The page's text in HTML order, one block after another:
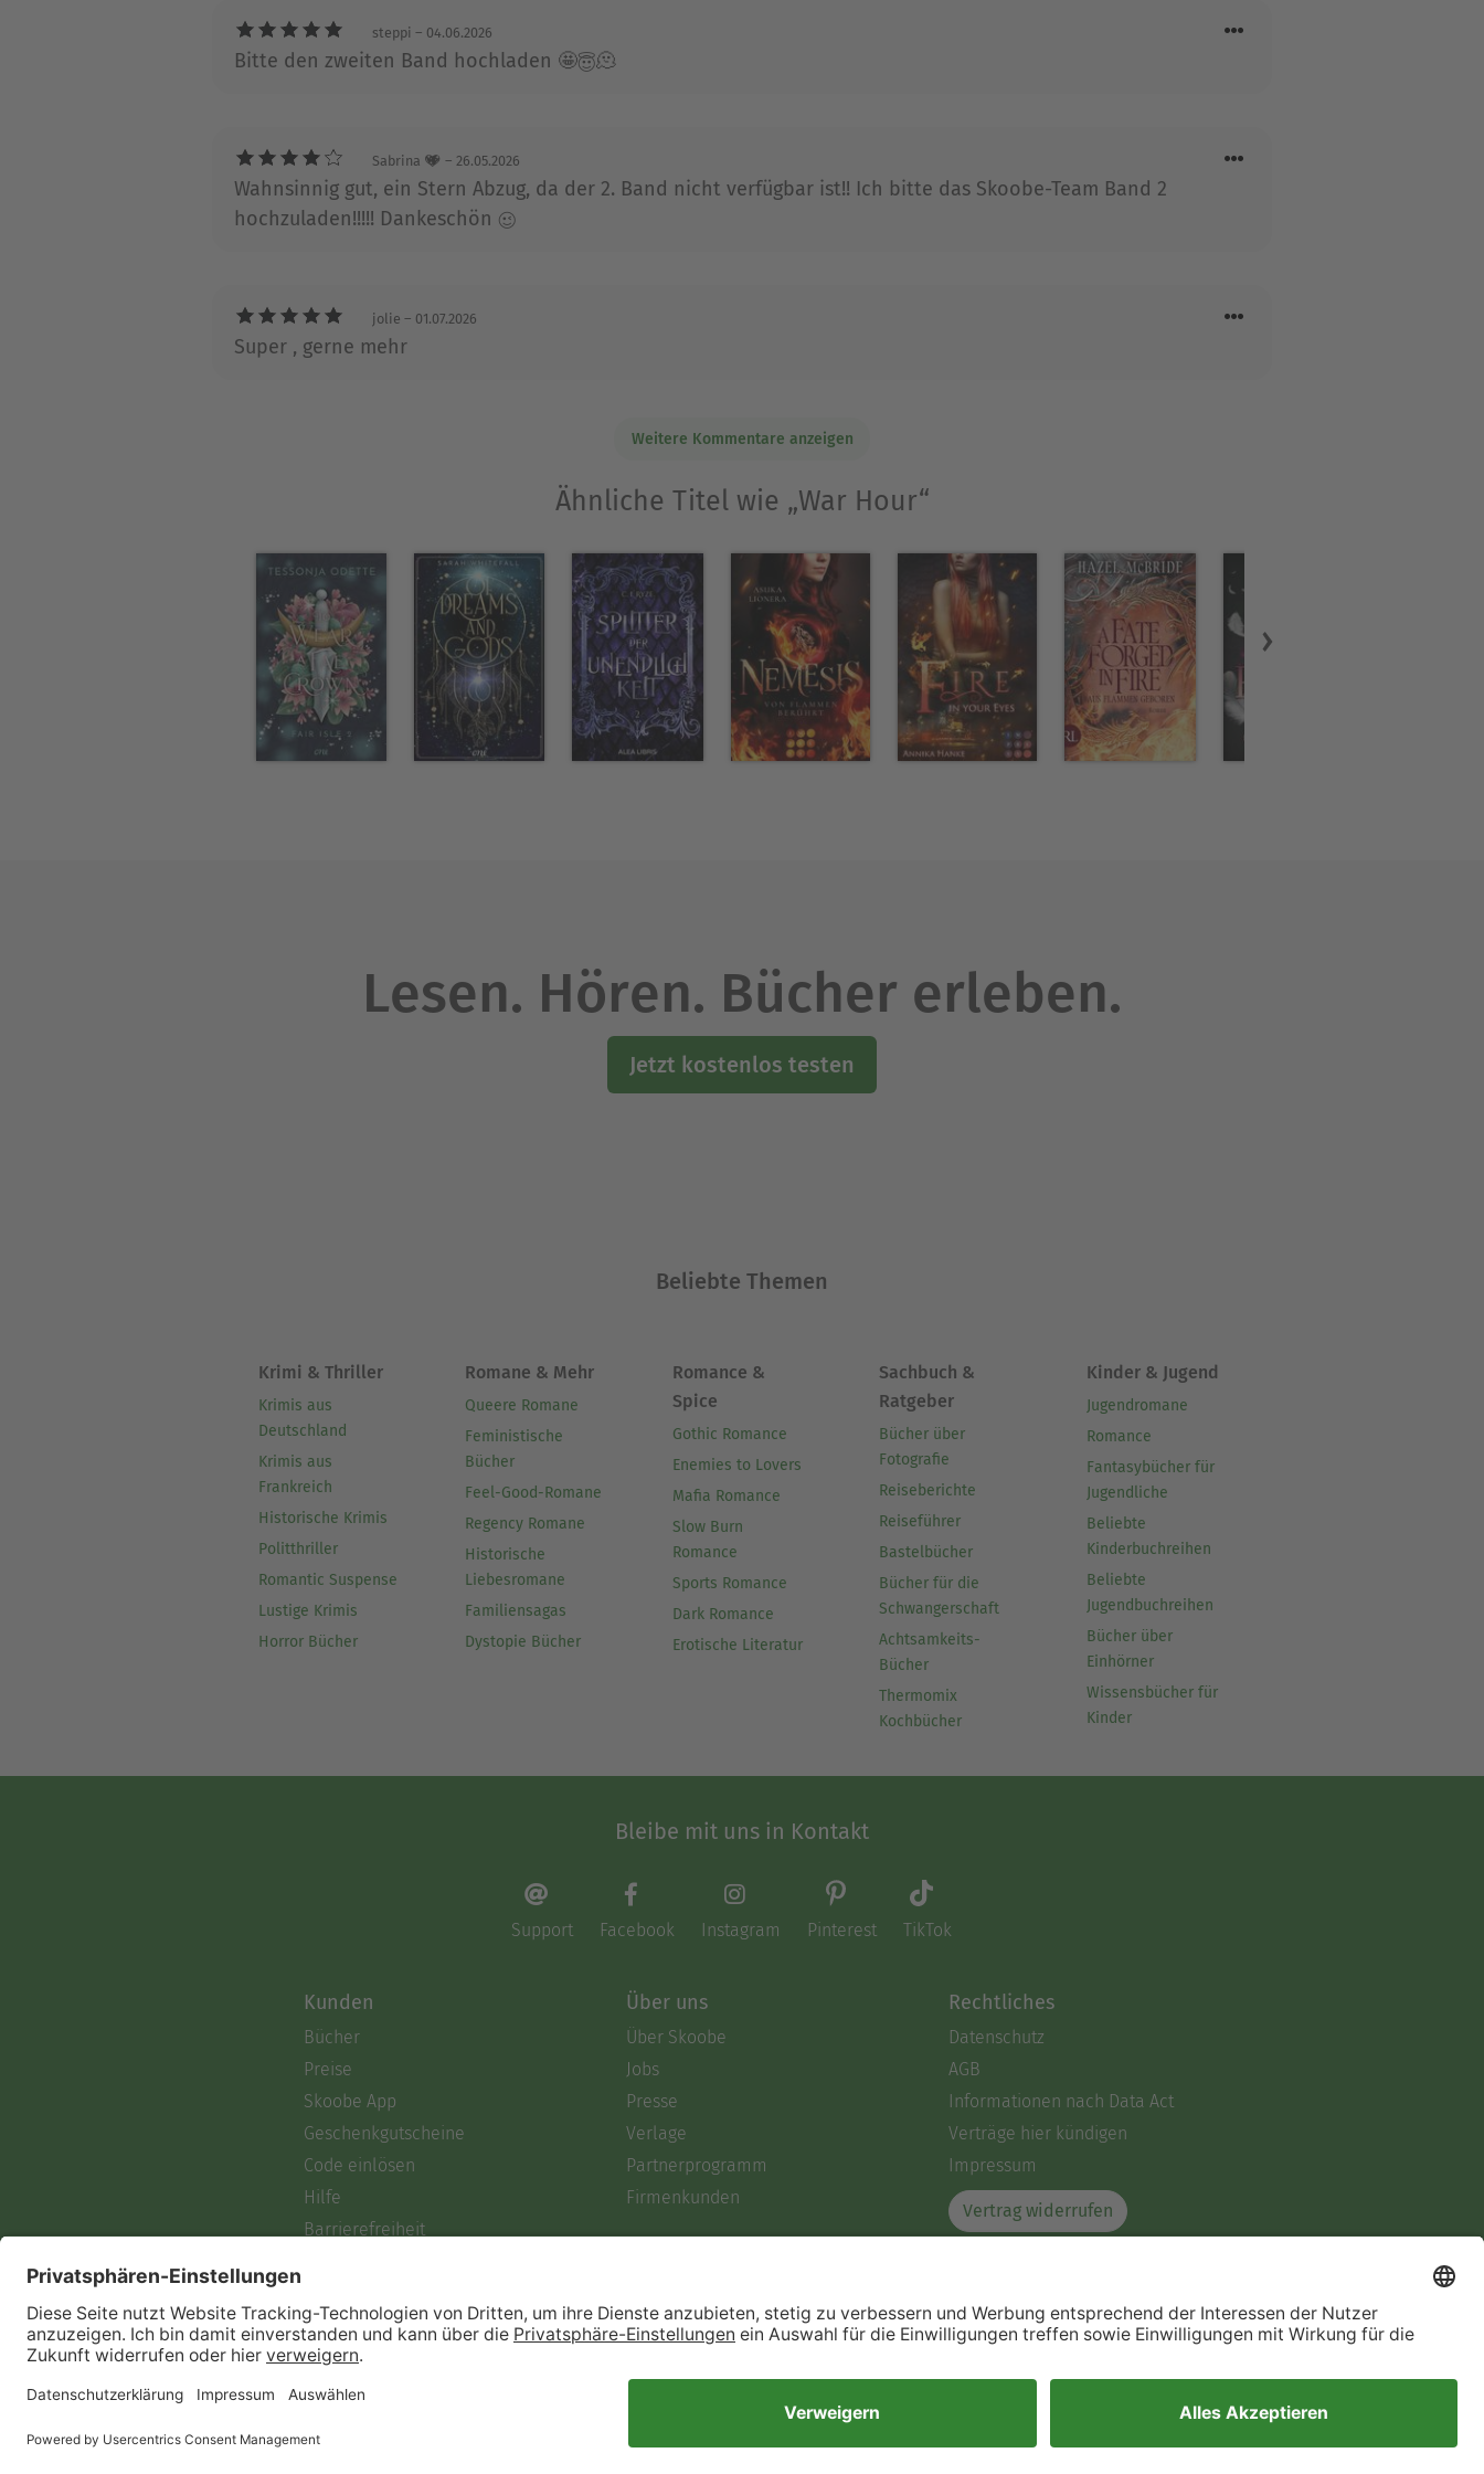
steppi – 04.06.2026
Bitte den zweiten Band hochladen 🤩😇🫠
Sabrina 💖 – 26.05.2026
Wahnsinnig gut, ein Stern Abzug, da der 2. Band nicht verfügbar ist!! Ich bitte das Skoobe-Team Band 2
hochzuladen!!!!! Dankeschön 😉
jolie – 01.07.2026
Super , gerne mehr
Weitere Kommentare anzeigen
Ähnliche Titel wie „War Hour“
Lesen. Hören. Bücher erleben.
Jetzt kostenlos testen
Beliebte Themen
Krimi & Thriller
Krimis aus
Deutschland
Krimis aus
Frankreich
Historische Krimis
Politthriller
Romantic Suspense
Lustige Krimis
Horror Bücher
Romane & Mehr
Queere Romane
Feministische
Bücher
Feel-Good-Romane
Regency Romane
Historische
Liebesromane
Familiensagas
Dystopie Bücher
Romance &
Spice
Gothic Romance
Enemies to Lovers
Mafia Romance
Slow Burn
Romance
Sports Romance
Dark Romance
Erotische Literatur
Sachbuch &
Ratgeber
Bücher über
Fotografie
Reiseberichte
Reiseführer
Bastelbücher
Bücher für die
Schwangerschaft
Achtsamkeits-
Bücher
Thermomix
Kochbücher
Kinder & Jugend
Jugendromane
Romance
Fantasybücher für
Jugendliche
Beliebte
Kinderbuchreihen
Beliebte
Jugendbuchreihen
Bücher über
Einhörner
Wissensbücher für
Kinder
Bleibe mit uns in Kontakt
Support Facebook Instagram Pinterest TikTok
Kunden
Bücher
Preise
Skoobe App
Geschenkgutscheine
Code einlösen
Hilfe
Barrierefreiheit
Über uns
Über Skoobe
Jobs
Presse
Verlage
Partnerprogramm
Firmenkunden
Rechtliches
Datenschutz
AGB
Informationen nach Data Act
Verträge hier kündigen
Impressum
Vertrag widerrufen
Immer ein gutes Buch